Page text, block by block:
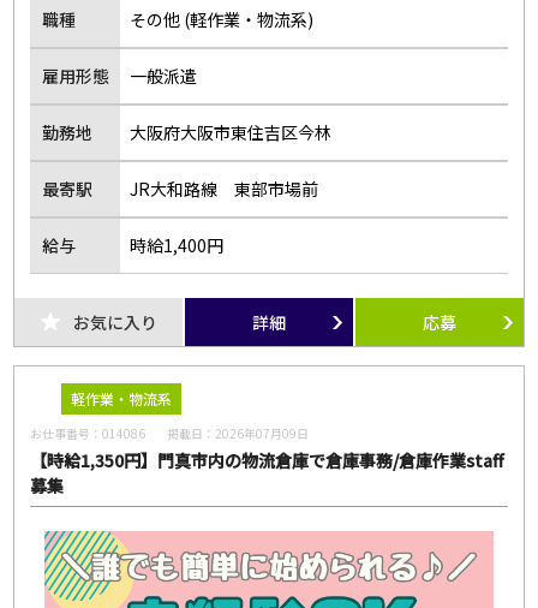
職種 その他 (軽作業・物流系)
雇用形態 一般派遣
勤務地 大阪府大阪市東住吉区今林
最寄駅 JR大和路線 東部市場前
給与 時給1,400円
お気に入り 詳細 応募
軽作業・物流系
お仕事番号：014086 掲載日： 2026年07月09日
【時給1,350円】門真市内の物流倉庫で倉庫事務/倉庫作業staff
募集